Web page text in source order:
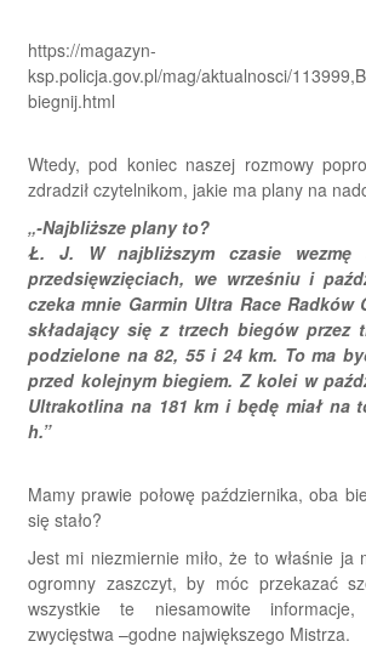
https://magazyn-
ksp.policja.gov.pl/mag/aktualnosci/
biegnij.html
Wtedy, pod koniec naszej rozmowy
zdradził czytelnikom, jakie ma plany na
„-Najbliższe plany to?
Ł. J. W najbliższym czasie wezmę
przedsięwzięciach, we wrześniu i
czeka mnie Garmin Ultra Race Radków
składający się z trzech biegów przez
podzielone na 82, 55 i 24 km. To ma
przed kolejnym biegiem. Z kolei w
Ultrakotlina na 181 km i będę miał na
h.”
Mamy prawie połowę października, oba
się stało?
Jest mi niezmiernie miło, że to właśnie ja
ogromny zaszczyt, by móc przekazać
wszystkie te niesamowite
zwycięstwa –godne największego Mistrza.